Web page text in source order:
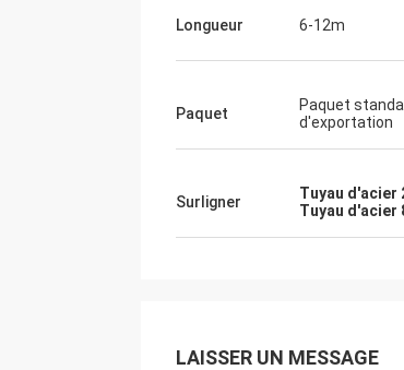
Longueur 6-12m
Paquet
Paquet
d'exportation
Surligner Tuyau d'acier
Tuyau d'acier
LAISSER UN MESSAGE